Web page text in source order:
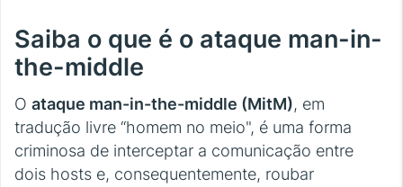
Saiba o que é o ataque man-in-
the-middle
O ataque man-in-the-middle (MitM), em
tradução livre “homem no meio", é uma forma
criminosa de interceptar a comunicação entre
dois hosts e, consequentemente, roubar